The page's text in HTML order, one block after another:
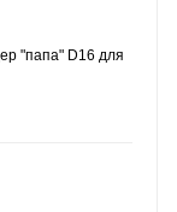
"папа" D16 для